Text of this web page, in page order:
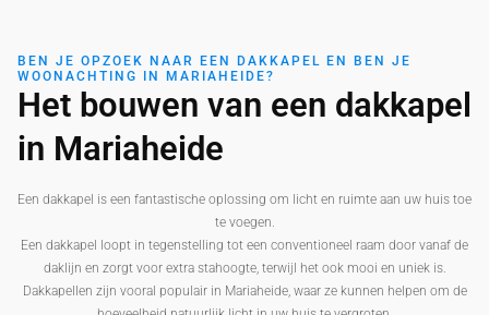
BEN JE OPZOEK NAAR EEN DAKKAPEL EN BEN JE
WOONACHTING IN MARIAHEIDE?
Het bouwen van een dakkapel
in Mariaheide
Een dakkapel is een fantastische oplossing om licht en ruimte aan uw huis toe
te voegen.
Een dakkapel loopt in tegenstelling tot een conventioneel raam door vanaf de
daklijn en zorgt voor extra stahoogte, terwijl het ook mooi en uniek is.
Dakkapellen zijn vooral populair in Mariaheide, waar ze kunnen helpen om de